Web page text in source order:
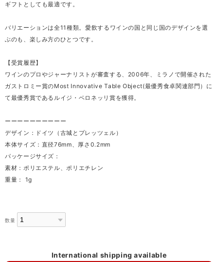
ギフトとしても最適です。
バリエーションは全11種類。愛飲するワインの国と同じ国のデザインを選
ぶのも、楽しみ方のひとつです。
【受賞履歴】
ワインのプロやジャーナリストが審査する、2006年、ミラノで開催された
ガストロミー賞のMost Innovative Table Object(最優秀食卓関連部門）に
て最優秀賞であるルイジ・ベロネッリ賞を獲得。
ーーーーーーーーーー
デザイン：ドイツ（古城とプレッツェル）
本体サイズ：直径76mm、厚さ0.2mm
パッケージサイズ：
素材：ポリエステル、ポリエチレン
重量： 1g
数量
International shipping available